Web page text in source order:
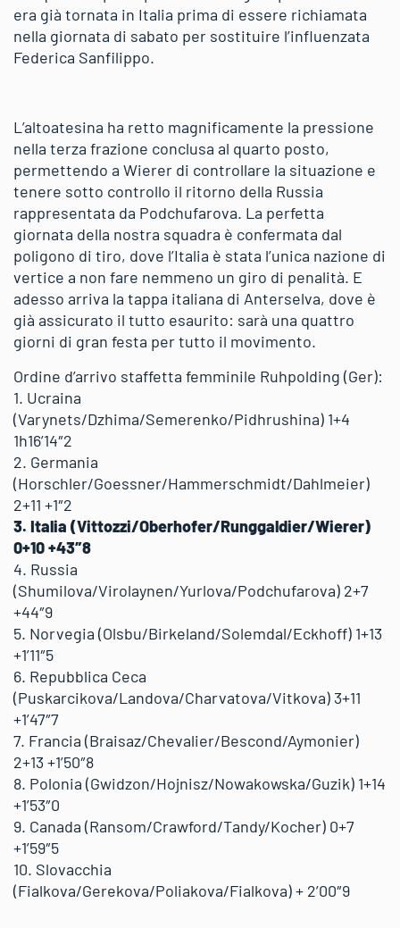
era già tornata in Italia prima di essere richiamata
nella giornata di sabato per sostituire l’influenzata
Federica Sanfilippo.
L’altoatesina ha retto magnificamente la pressione
nella terza frazione conclusa al quarto posto,
permettendo a Wierer di controllare la situazione e
tenere sotto controllo il ritorno della Russia
rappresentata da Podchufarova. La perfetta
giornata della nostra squadra è confermata dal
poligono di tiro, dove l’Italia è stata l’unica nazione di
vertice a non fare nemmeno un giro di penalità. E
adesso arriva la tappa italiana di Anterselva, dove è
già assicurato il tutto esaurito: sarà una quattro
giorni di gran festa per tutto il movimento.
Ordine d’arrivo staffetta femminile Ruhpolding (Ger):
1. Ucraina
(Varynets/Dzhima/Semerenko/Pidhrushina) 1+4
1h16’14″2
2. Germania
(Horschler/Goessner/Hammerschmidt/Dahlmeier)
2+11 +1″2
3. Italia (Vittozzi/Oberhofer/Runggaldier/Wierer)
0+10 +43″8
4. Russia
(Shumilova/Virolaynen/Yurlova/Podchufarova) 2+7
+44″9
5. Norvegia (Olsbu/Birkeland/Solemdal/Eckhoff) 1+13
+1’11″5
6. Repubblica Ceca
(Puskarcikova/Landova/Charvatova/Vitkova) 3+11
+1’47″7
7. Francia (Braisaz/Chevalier/Bescond/Aymonier)
2+13 +1’50″8
8. Polonia (Gwidzon/Hojnisz/Nowakowska/Guzik) 1+14
+1’53″0
9. Canada (Ransom/Crawford/Tandy/Kocher) 0+7
+1’59″5
10. Slovacchia
(Fialkova/Gerekova/Poliakova/Fialkova) + 2’00″9